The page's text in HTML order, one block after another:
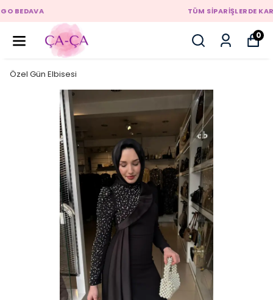
TÜM SİPARİŞLERDE KARGO BEDAVA
0
Özel Gün Elbisesi